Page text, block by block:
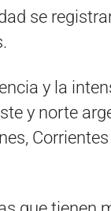
se
y la
y norte